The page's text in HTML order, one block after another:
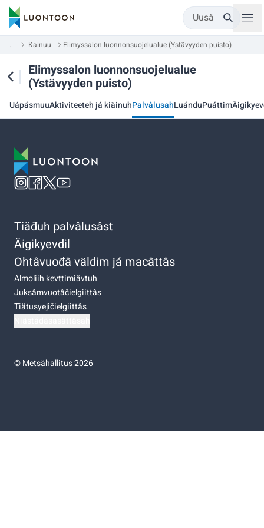
Uusâ
... Kainuu Elimyssalon luonnonsuojelualue (Ystävyyden puisto)
Elimyssalon luonnonsuojelualue
(Ystävyyden puisto)
UápásmuuAktiviteeteh já kiäinuhPalvâlusahLuánduPuáttim
Tiäđuh palvâlusâst
Äigikyevdil
Ohtâvuođâ väldim já macâttâs
Almoliih kevttimiävtuh
Juksâmvuotâčielgiittâs
Tiätusyejičielgiittâs
©Metsähallitus 2026